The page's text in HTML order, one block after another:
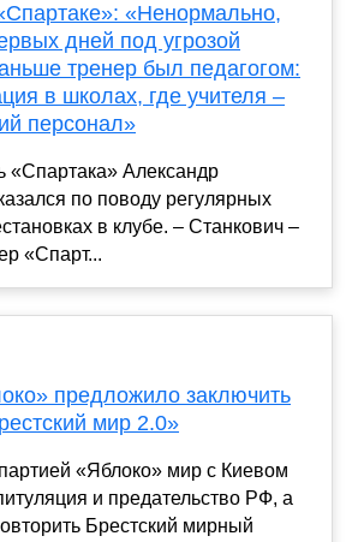
«Ненормально,
дней под угрозой
тренер был педагогом:
в школах, где учителя –
персонал»
«Спартака» Александр
по поводу регулярных
в клубе. – Станкович –
«Спарт...
предложило заключить
мир 2.0»
«Яблоко» мир с Киевом
и предательство РФ, а
Брестский мирный